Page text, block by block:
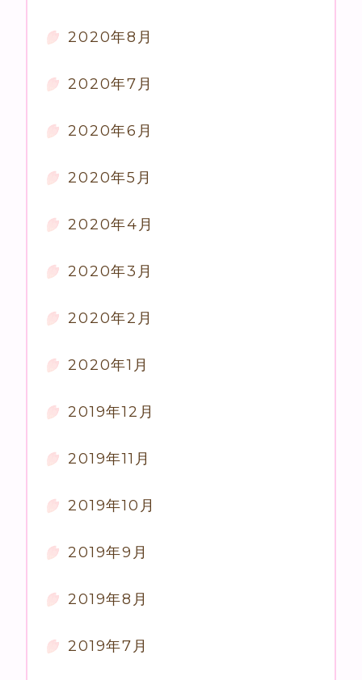
2020年8月
2020年7月
2020年6月
2020年5月
2020年4月
2020年3月
2020年2月
2020年1月
2019年12月
2019年11月
2019年10月
2019年9月
2019年8月
2019年7月